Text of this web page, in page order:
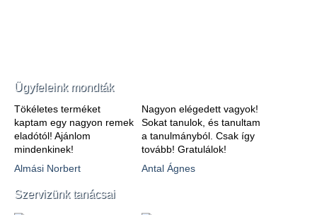
Ügyfeleink mondták
Tökéletes terméket
kaptam egy nagyon remek
eladótól! Ajánlom
mindenkinek!
Almási Norbert
Nagyon elégedett vagyok!
Sokat tanulok, és tanultam
a tanulmányból. Csak így
tovább! Gratulálok!
Antal Ágnes
Szervizünk tanácsai